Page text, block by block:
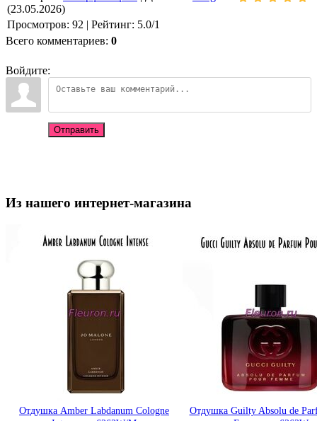
(23.05.2026)
Просмотров: 92 | Рейтинг: 5.0/1
Всего комментариев: 0
Войдите:
Отправить
Из нашего интернет-магазина
Отдушка Amber Labdanum Cologne
Отдушка Guilty Absolu de